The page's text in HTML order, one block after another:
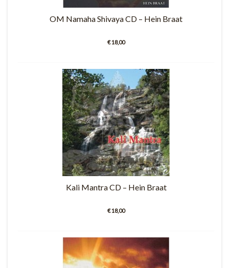
OM Namaha Shivaya CD – Hein Braat
€ 18,00
Kali Mantra CD – Hein Braat
€ 18,00